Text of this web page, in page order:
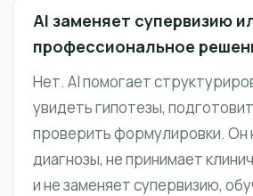
AI заменяет супервизию
профессиональное
Нет. AI помогает
увидеть гипотезы,
проверить формулировки. Он
диагнозы, не принимает
и не заменяет супервизию,